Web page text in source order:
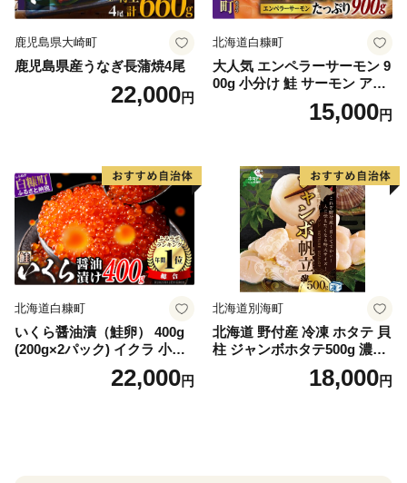
鹿児島県大崎町
鹿児島県産うなぎ長蒲焼4尾
22,000円
北海道白糠町
大人気 エンペラーサーモン 9
00g 小分け 鮭 サーモン アト
ランティックサーモン 水産
庁長官賞 受賞 さけ シャケ し
満足 美味しい 贈答 生食用 刺
身 お刺身 刺し身 魚介類 海鮮
冷凍 厚切り 薄切り ふるさと
納税 ふるさとチョイス チョ
イス 北海道 白糠町
15,000円
北海道白糠町
いくら醤油漬（鮭卵） 400g
(200g×2パック) イクラ 小分
け いくら醤油漬 鮭いくら い
くら醤油漬け 鮭 鮭卵 ikura
22,000円
北海道別海町
北海道 野付産 冷凍 ホタテ 貝
柱 ジャンボホタテ500g 濃厚
な旨味と甘み （ほたて ホタ
テ 帆立 貝柱 ホタテ貝柱 大玉
18,000円